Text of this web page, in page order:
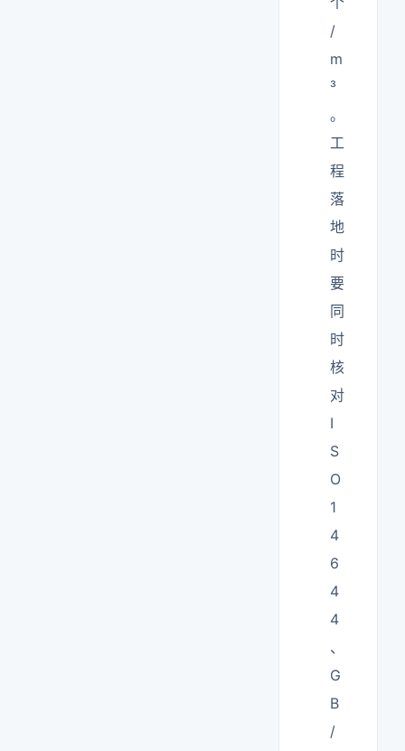
/
m
³
。
工
程
落
地
时
要
同
时
核
对
I
S
O
1
4
6
4
4
、
G
B
/